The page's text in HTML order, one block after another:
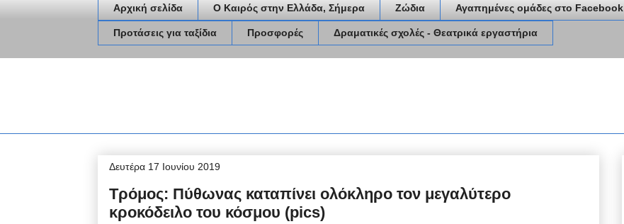
Αρχική σελίδα Ο Καιρός στην Ελλάδα, Σήμερα Ζώδια Αγαπημένες ομάδες στο Facebook
Προτάσεις για ταξίδια Προσφορές Δραματικές σχολές - Θεατρικά εργαστήρια
Δευτέρα 17 Ιουνίου 2019
Τρόμος: Πύθωνας καταπίνει ολόκληρο τον μεγαλύτερο
κροκόδειλο του κόσμου (pics)